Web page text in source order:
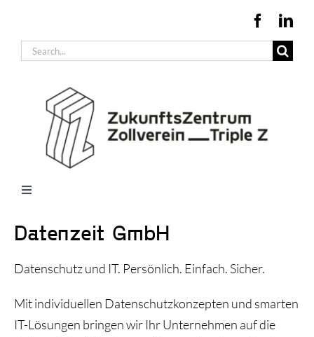
springen
Suche
Toggle
Konferenzräume
Infrastruktur + Beratung
Unternehmen im Triple Z
Triple Z-Blog
Datenzeit GmbH
Datenschutz und IT. Persönlich. Einfach. Sicher.
Mit individuellen Datenschutzkonzepten und smarten
IT-Lösungen bringen wir Ihr Unternehmen auf die